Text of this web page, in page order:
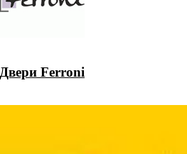
Двери Ferroni